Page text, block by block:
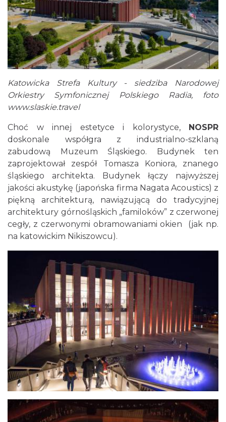
Katowicka Strefa Kultury - siedziba Narodowej
Orkiestry Symfonicznej Polskiego Radia, foto
www.slaskie.travel
Choć w innej estetyce i kolorystyce, NOSPR
doskonale współgra z industrialno-szklaną
zabudową Muzeum Śląskiego. Budynek ten
zaprojektował zespół Tomasza Koniora, znanego
śląskiego architekta. Budynek łączy najwyższej
jakości akustykę (japońska firma Nagata Acoustics) z
piękną architekturą, nawiązującą do tradycyjnej
architektury górnośląskich „familoków” z czerwonej
cegły, z czerwonymi obramowaniami okien (jak np.
na katowickim Nikiszowcu).